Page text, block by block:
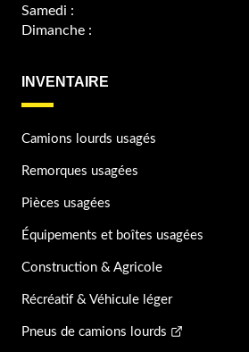
Samedi :
Dimanche :
INVENTAIRE
Camions lourds usagés
Remorques usagées
Pièces usagées
Équipements et boîtes usagées
Construction & Agricole
Récréatif & Véhicule léger
Pneus de camions lourds